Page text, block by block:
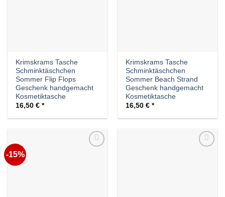
Krimskrams Tasche
Schminktäschchen
Sommer Flip Flops
Geschenk handgemacht
Kosmetiktasche
16,50€
Krimskrams Tasche
Schminktäschchen
Sommer Beach Strand
Geschenk handgemacht
Kosmetiktasche
16,50€
-15%